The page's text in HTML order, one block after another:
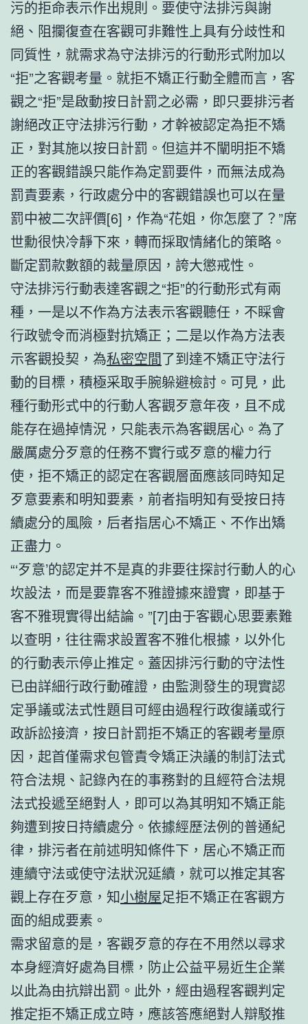
污的拒命表示作出規則。要使守法排污與謝
絕、阻攔復查在客觀可非難性上具有分歧性和
同質性，就需求為守法排污的行動形式附加以
“拒”之客觀考量。就拒不矯正行動全體而言，客
觀之“拒”是啟動按日計罰之必需，即只要排污者
謝絕改正守法排污行動，才幹被認定為拒不矯
正，對其施以按日計罰。但這并不闡明拒不矯
正的客觀錯誤只能作為定罰要件，而無法成為
罰責要素，行政處分中的客觀錯誤也可以在量
罰中被二次評價[6]，作為“花姐，你怎麼了？”席
世勳很快冷靜下來，轉而採取情緒化的策略。
斷定罰款數額的裁量原因，誇大懲戒性。
守法排污行動表達客觀之“拒”的行動形式有兩
種，一是以不作為方法表示客觀聽任，不睬會
行政號令而消極對抗矯正；二是以作為方法表
示客觀投契，為私密空間了到達不矯正守法行
動的目標，積極采取手腕躲避檢討。可見，此
種行動形式中的行動人客觀歹意年夜，且不成
能存在過掉情況，只能表示為客觀居心。為了
嚴厲處分歹意的任務不實行或歹意的權力行
使，拒不矯正的認定在客觀層面應該同時知足
歹意要素和明知要素，前者指明知有受按日持
續處分的風險，后者指居心不矯正、不作出矯
正盡力。
“‘歹意’的認定并不是真的非要往探討行動人的心
坎設法，而是要靠客不雅證據來證實，即基于
客不雅現實得出結論。”[7]由于客觀心思要素難
以查明，往往需求設置客不雅化根據，以外化
的行動表示停止推定。蓋因排污行動的守法性
已由詳細行政行動確證，由監測發生的現實認
定爭議或法式性題目可經由過程行政復議或行
政訴訟接濟，按日計罰拒不矯正的客觀考量原
因，起首僅需求包管責令矯正決議的制訂法式
符合法規、記錄內在的事務對的且經符合法規
法式投遞至絕對人，即可以為其明知不矯正能
夠遭到按日持續處分。依據經歷法例的普通紀
律，排污者在前述明知條件下，居心不矯正而
連續守法或使守法狀況延續，就可以推定其客
觀上存在歹意，知小樹屋足拒不矯正在客觀方
面的組成要素。
需求留意的是，客觀歹意的存在不用然以尋求
本身經濟好處為目標，防止公益平易近生企業
以此為由抗辯出罰。此外，經由過程客觀判定
推定拒不矯正成立時，應該答應絕對人辯駁推